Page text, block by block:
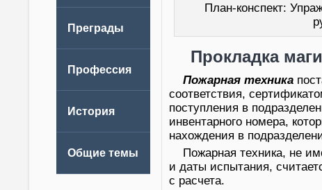
План-конспект:
Прокладка
Пожарная техника
соответствия,
поступления в
инвентарного номера,
нахождения в
Пожарная техника, не
и даты испытания,
с расчета.